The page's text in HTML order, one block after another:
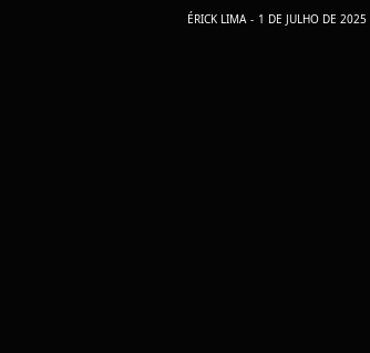
ÉRICK LIMA 1 DE JULHO DE 2025